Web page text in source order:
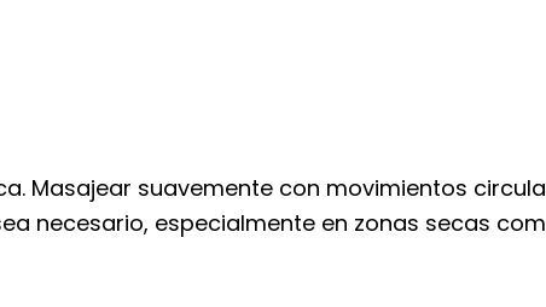
Masajear suavemente con movimientos
necesario, especialmente en zonas secas